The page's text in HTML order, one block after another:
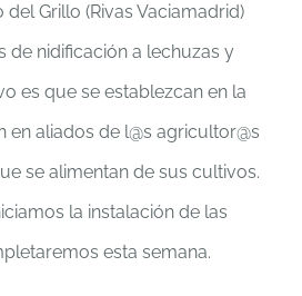
Grillo (Rivas Vaciamadrid)
de nidificación a lechuzas y
es que se establezcan en la
en aliados de l@s agricultor@s
se alimentan de sus cultivos.
la instalación de las
esta semana.